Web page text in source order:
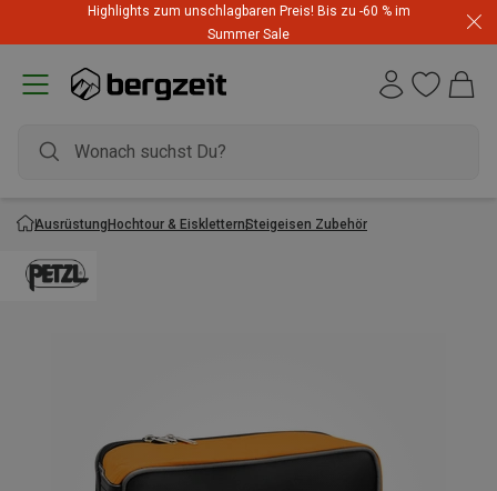
Highlights zum unschlagbaren Preis! Bis zu -60 % im
Summer Sale
AusrüstungHochtour & EiskletternSteigeisen Zubehör